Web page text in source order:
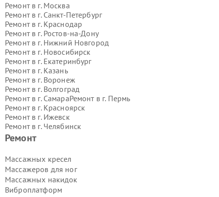
Ремонт
Массажных кресел
Массажеров для ног
Массажных накидок
Виброплатформ
Ремонт в г. Москва
Ремонт в г. Санкт-Петербург
Ремонт в г. Краснодар
Ремонт в г. Ростов-на-Дону
Ремонт в г. Нижний Новгород
Ремонт в г. Новосибирск
Ремонт в г. Екатеринбург
Ремонт в г. Казань
Ремонт в г. Воронеж
Ремонт в г. Волгоград
Ремонт в г. СамараРемонт в г. Пермь
Ремонт в г. Красноярск
Ремонт в г. Ижевск
Ремонт в г. Челябинск
Ремонт в г.
Ремонт в г.
Ремонт в г.Саратов
Ремонт в г.Барнаул
Ремонт в г.Тольятти
Ремонт в г.Хабаровск